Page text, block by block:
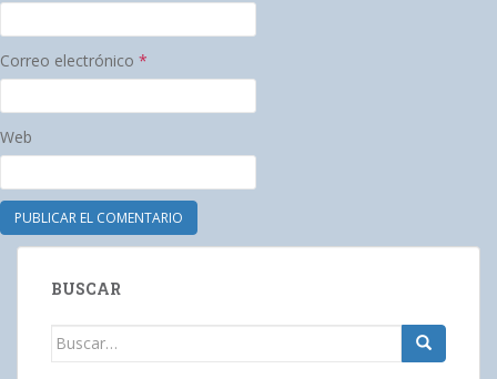
Correo electrónico *
Web
BUSCAR
Buscar: